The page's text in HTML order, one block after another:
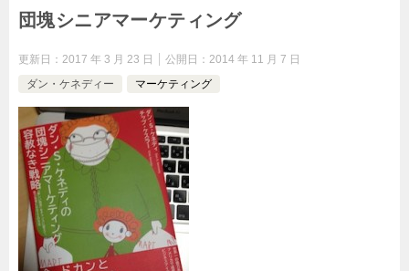
団塊シニアマーケティング
更新日： 2017 年 3 月 23 日 公開日： 2014 年 11 月 7 日
ダン・ケネディー
マーケティング